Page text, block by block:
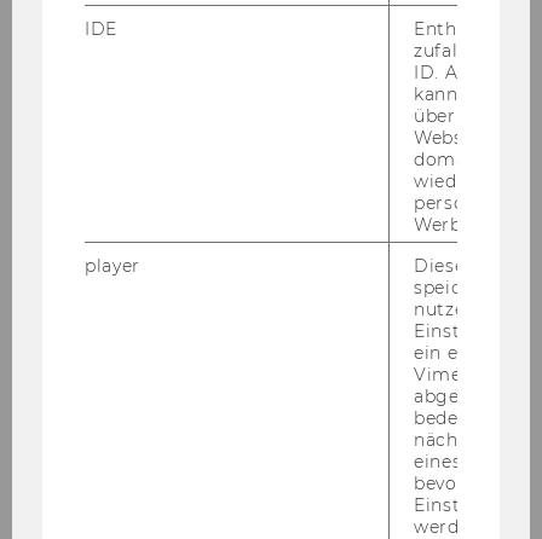
Mitt­tei­lungs­blatt vom 23. No­vem­ber 2005, 8.
http://www.wu.ac.at/struc­tu­re/about/pu­bli­ca­
ti­ons/bul­le­tin/sj0506/nov05/mb08#top37
voll­mäch­ti­gung/De­part­ment Un­ter­neh­mens­
Gemäß § 8 Abs 2 der Richt­li­nie des Rek­to­rats
für die Be­voll­mäch­ti­gung von Ar­beit­neh­me­rin­
nen und Ar­beit­neh­mern der Wirt­schafts­uni­ver­
si­tät Wien (Mit­tei­lungs­blatt 21. Stück, Nr. 102,
vom 27.2.2004, in der Fas­sung Mit­tei­lungs­blatt
3. Stück, Nr. 11, vom 19.10.2005; Er­hö­hung der
Be­trags­gren­ze) wer­den fol­gen­de Per­so­nen be­
voll­mäch­tigt, im je­wei­li­gen Wir­kungs­be­reich
und im Rah­men der je­weils zur Ver­fü­gung ste­
hen­den Bud­get­mit­tel Rechts­ge­schäf­te gemäß
IDE
Enthält eine
ID. Anhand
kann Google
über
Websites
Werbung
player
Dieses Cookie
speichert
ein
Vimeo-Video
abgespielt
bedeutet,
nächsten
eines Vimeo-
bevorzugten
werden.